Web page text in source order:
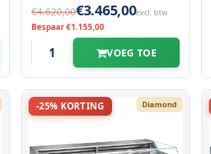
€4.620,00€3.465,00excl. btw
Bespaar €1.155,00
VOEG TOE
-25% KORTING Diamond